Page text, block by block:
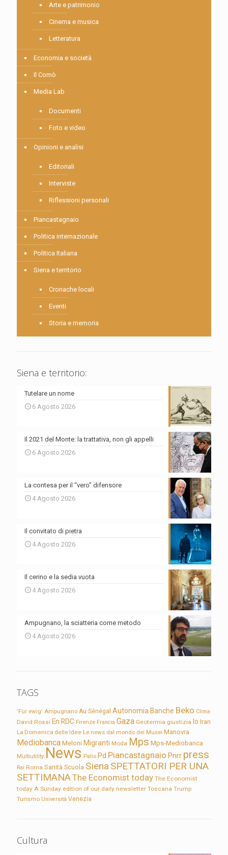
Arte e patrimonio
Cinema e musica
Letteratura
Economia e società
Il Comò
Media Lab
Documenti
Foto e video
Opinioni e analisi
Editoriali
Interviste
Riflessioni personali
Piancastagnaio
Politica internazionale
Politica Italiana
Siena e territorio
Cronache locali
Eventi
Storia e memoria
Siena e territorio:
Tutelare un nome
6 Agosto 2026
Il 2021 del Monte: la trattativa, non gli appelli
6 Agosto 2026
La contesa per il “vero” difensore
4 Agosto 2026
Il convitato di pietra
4 Agosto 2026
Il cerino e la sedia vuota
4 Agosto 2026
Ampugnano, la sciatteria come metodo
4 Agosto 2026
TAGS
'Für ewig' Ampugnano Au Sénégal Autonomia Banche Beko Clima
David Rossi En RDC Firenze Francia Gaza Geotermia giustizia Io Iran
La Domenica delle Idee Le news dal mondo dei Musei Manovra
Mediobanca Meloni Migranti Moda Mps Mps-Mediobanca
Multiutility News Palio Pd Piancastagnaio Pnrr press
Rai Roma Sanità Scuola Siena SPETTATORI PER UNA
SETTIMANAThe Economist today The Economist
today A Sunday edition of our daily newsletter Toscana Trump
Turismo Università Venezia
Cultura